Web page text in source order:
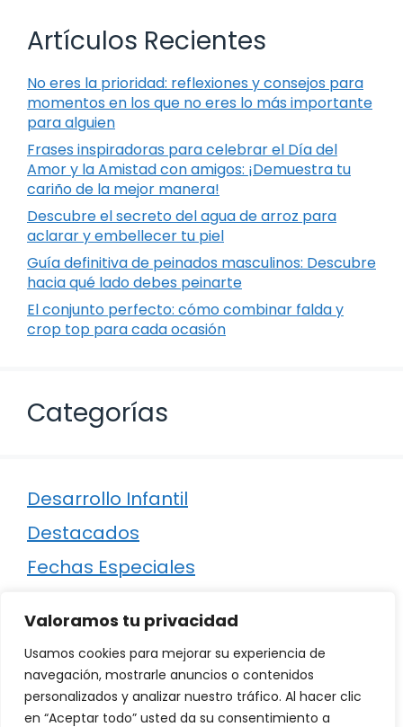
Valoramos tu privacidad
Usamos cookies para mejorar su experiencia de
navegación, mostrarle anuncios o contenidos
personalizados y analizar nuestro tráfico. Al hacer clic
en “Aceptar todo” usted da su consentimiento a
Artículos Recientes
No eres la prioridad: reflexiones y consejos para
momentos en los que no eres lo más importante
para alguien
Frases inspiradoras para celebrar el Día del
Amor y la Amistad con amigos: ¡Demuestra tu
cariño de la mejor manera!
Descubre el secreto del agua de arroz para
aclarar y embellecer tu piel
Guía definitiva de peinados masculinos: Descubre
hacia qué lado debes peinarte
El conjunto perfecto: cómo combinar falda y
crop top para cada ocasión
Categorías
Desarrollo Infantil
Destacados
Fechas Especiales
Regalos
Relaciones